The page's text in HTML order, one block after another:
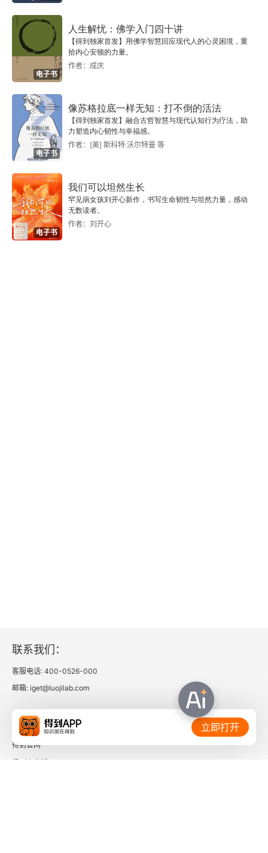
电子书
人生解忧：佛学入门四十讲
【得到独家首发】用佛学智慧回应现代人的心灵困境，重
拾内心安顿的力量。
作者：成庆
电子书
像苏格拉底一样无知：打不倒的活法
【得到独家首发】融合古哲智慧与现代认知行为疗法，助
力塑造内心韧性与幸福感。
作者：[美] 斯科特·沃尔特曼 等
电子书
我们可以坦然生长
罕见病女孩刘开心新作，书写生命韧性与坦然力量，感动
无数读者。
作者：刘开心
联系我们：
客服电话: 400-0526-000
邮箱: iget@luojilab.com
相关链接：
得到官网
立即打开